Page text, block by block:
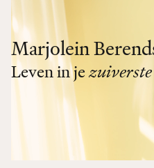
Marjolein
Leven in jezuiverste